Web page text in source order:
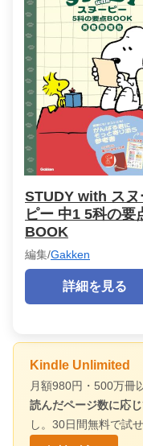
STUDY with スヌ
ピー 中1 5科の要
BOOK
編集/Gakken
詳細を見る
Kindle Unlimited
月額980円・500万冊
読んだページ数に応
し。30日間無料で試せ